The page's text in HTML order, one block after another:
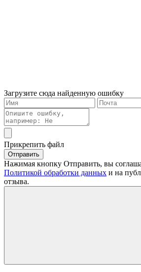
Загрузите сюда найденную ошибку
Прикрепить файл
Отправить
Нажимая кнопку Отправить, вы
Политикой обработки данных и на
отзыва.